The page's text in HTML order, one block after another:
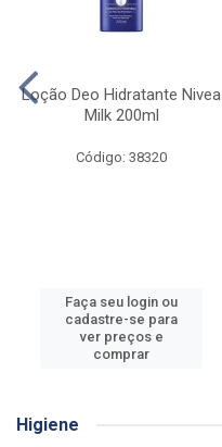
Loção Deo Hidratante Nivea
Milk 200ml
Código: 38320
Faça seu login ou
cadastre-se para
ver preços e
comprar
Higiene